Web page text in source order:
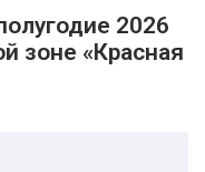
2026
зоне «Красная